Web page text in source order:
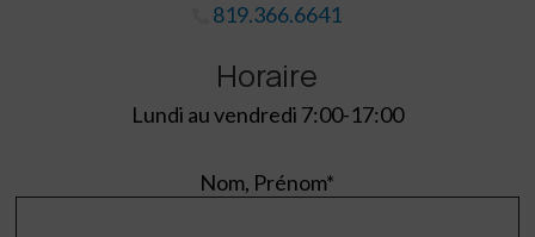
819.366.6641
Horaire
Lundi au vendredi 7:00-17:00
Nom, Prénom*